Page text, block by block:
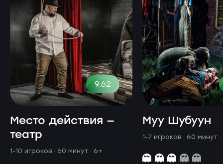
9.62
Место действия —
театр
1-10 игроков · 60 минут · 6+
Муу Шубуун
1-7 игроков · 60 минут